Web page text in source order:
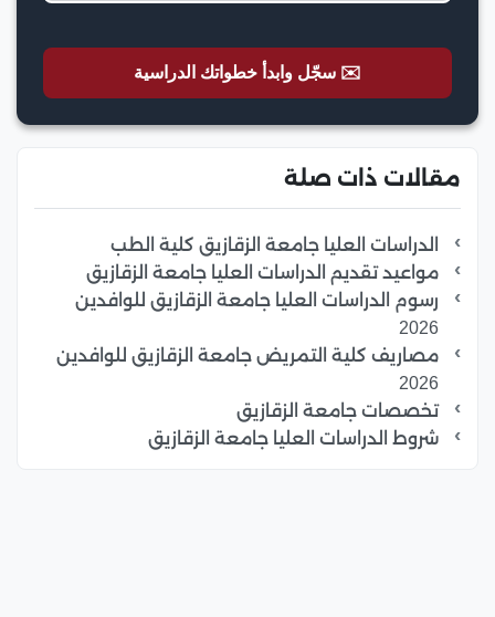
✉️ سجّل وابدأ خطواتك الدراسية
مقالات ذات صلة
الدراسات العليا جامعة الزقازيق كلية الطب
مواعيد تقديم الدراسات العليا جامعة الزقازيق
رسوم الدراسات العليا جامعة الزقازيق للوافدين
2026
مصاريف كلية التمريض جامعة الزقازيق للوافدين
2026
تخصصات جامعة الزقازيق
شروط الدراسات العليا جامعة الزقازيق